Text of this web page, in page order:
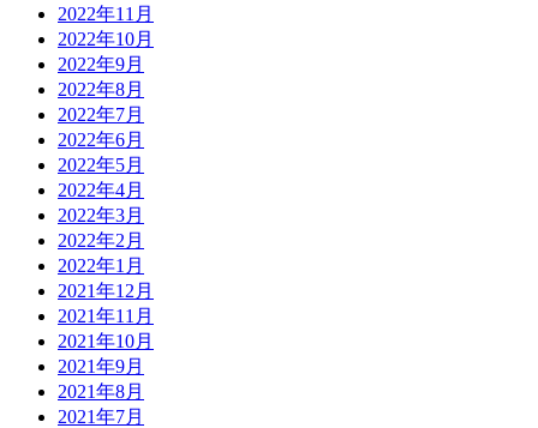
2022年11月
2022年10月
2022年9月
2022年8月
2022年7月
2022年6月
2022年5月
2022年4月
2022年3月
2022年2月
2022年1月
2021年12月
2021年11月
2021年10月
2021年9月
2021年8月
2021年7月